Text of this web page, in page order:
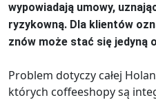
wypowiadają umowy,
ryzykowną. Dla klientów
znów może stać się jedyną
Problem dotyczy całej
których coffeeshopy są